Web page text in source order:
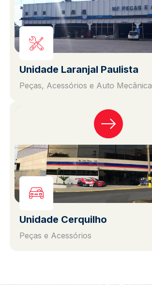
Unidade Laranjal Paulista
Peças, Acessórios e Auto Mecânica
Unidade Cerquilho
Peças e Acessórios